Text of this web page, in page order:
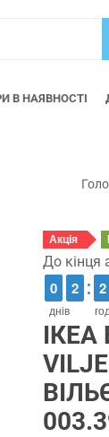
В НАЯВНОСТІ
Акція
До кінця
днів
9
9
0
0 1
1
2
2 1
1
2
2
ІКЕА